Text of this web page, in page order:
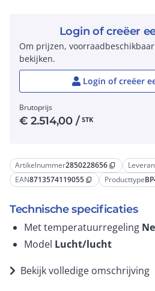
Artikelnummer2850228656 content_copy
EAN8713574119055 content_copy Producttype
Technische specificaties
Met temperatuurregeling
Model Lucht/lucht
Bekijk volledige omschrijving
Login of creëer
Om prijzen,
bekijken.
Login of creëer
Brutoprijs
€2.514,00/ STK